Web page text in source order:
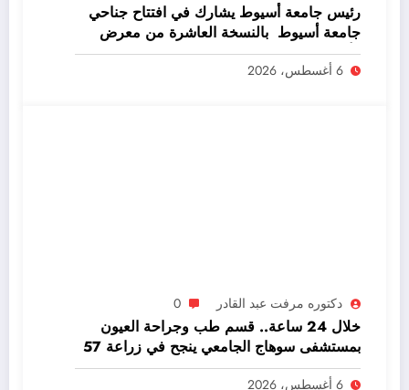
رئيس جامعة أسيوط يشارك في افتتاح جناحي
جامعة أسيوط بالنسخة العاشرة من معرض
«أخبار اليوم للتعليم العالي»
6 أغسطس، 2026
دكتوره مرفت عبد القادر 0
خلال 24 ساعة.. قسم طب وجراحة العيون
بمستشفى سوهاج الجامعي ينجح في زراعة 57
عدسة لمرضى المياه البيضاء
6 أغسطس، 2026